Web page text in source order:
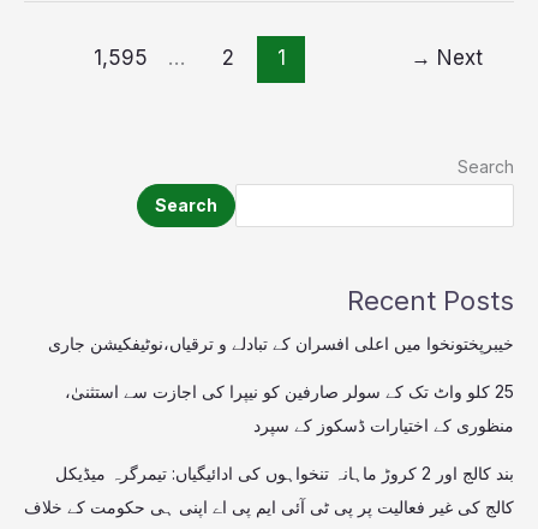
1
2
…
1,595 Next
→
Search
Search
Recent Posts
خیبرپختونخوا میں اعلی افسران کے تبادلے و ترقیاں،نوٹیفکیشن جاری
25 کلو واٹ تک کے سولر صارفین کو نیپرا کی اجازت سے استثنیٰ،
منظوری کے اختیارات ڈسکوز کے سپرد
بند کالج اور 2 کروڑ ماہانہ تنخواہوں کی ادائیگیاں: تیمرگرہ میڈیکل
کالج کی غیر فعالیت پر پی ٹی آئی ایم پی اے اپنی ہی حکومت کے خلاف